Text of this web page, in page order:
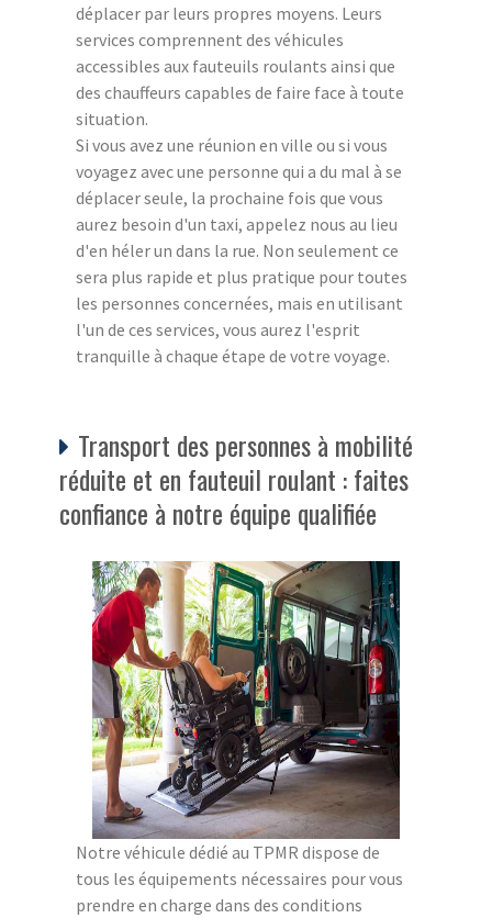
déplacer par leurs propres moyens. Leurs
services comprennent des véhicules
accessibles aux fauteuils roulants ainsi que
des chauffeurs capables de faire face à toute
situation.
Si vous avez une réunion en ville ou si vous
voyagez avec une personne qui a du mal à se
déplacer seule, la prochaine fois que vous
aurez besoin d'un taxi, appelez nous au lieu
d'en héler un dans la rue. Non seulement ce
sera plus rapide et plus pratique pour toutes
les personnes concernées, mais en utilisant
l'un de ces services, vous aurez l'esprit
tranquille à chaque étape de votre voyage.
Transport des personnes à mobilité
réduite et en fauteuil roulant : faites
confiance à notre équipe qualifiée
Notre véhicule dédié au TPMR dispose de
tous les équipements nécessaires pour vous
prendre en charge dans des conditions